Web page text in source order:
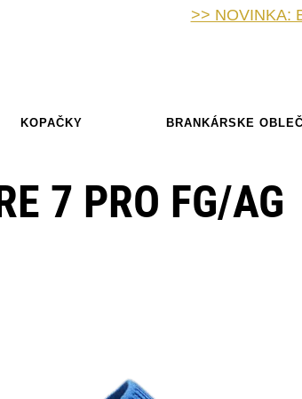
>> NOVINKA:
KOPAČKY BRANKÁRSKE
7 PRO FG/AG